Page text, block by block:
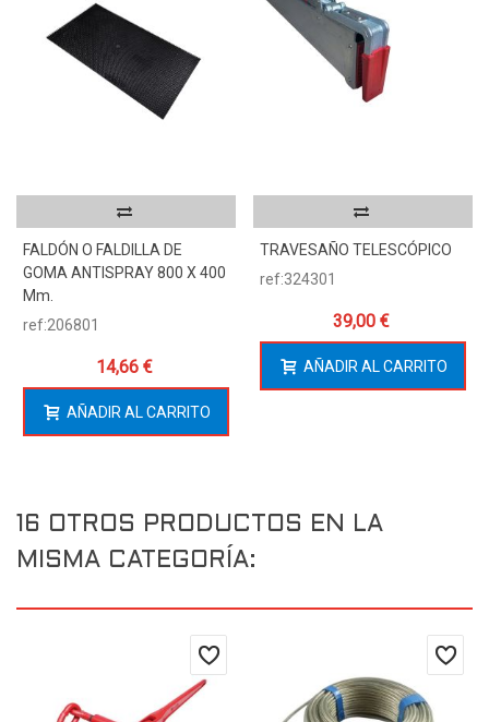
FALDÓN O FALDILLA DE
GOMA ANTISPRAY 800 X 400
Mm.
ref:206801
14,66 €
AÑADIR AL CARRITO
TRAVESAÑO TELESCÓPICO
ref:324301
39,00 €
AÑADIR AL CARRITO
16 OTROS PRODUCTOS EN LA
MISMA CATEGORÍA: